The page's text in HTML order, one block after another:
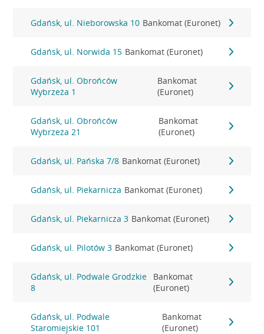
Gdańsk, ul. Nieborowska 10 Bankomat (Euronet)
Gdańsk, ul. Norwida 15 Bankomat (Euronet)
Gdańsk, ul. Obrońców
Wybrzeża 1
Bankomat
(Euronet)
Gdańsk, ul. Obrońców
Wybrzeża 21
Bankomat
(Euronet)
Gdańsk, ul. Pańska 7/8 Bankomat (Euronet)
Gdańsk, ul. Piekarnicza Bankomat (Euronet)
Gdańsk, ul. Piekarnicza 3 Bankomat (Euronet)
Gdańsk, ul. Pilotów 3 Bankomat (Euronet)
Gdańsk, ul. Podwale Grodzkie
8
Bankomat
(Euronet)
Gdańsk, ul. Podwale
Staromiejskie 101
Bankomat
(Euronet)